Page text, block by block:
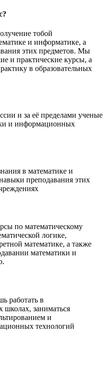
тобой
и информатике, а
этих предметов. Мы
и практические курсы, а
в образовательных
и за её пределами ученые
и информационных
в математике и
преподавания этих
по математическому
логике,
математике, а также
математики и
работать в
школах, заниматься
и
технологий